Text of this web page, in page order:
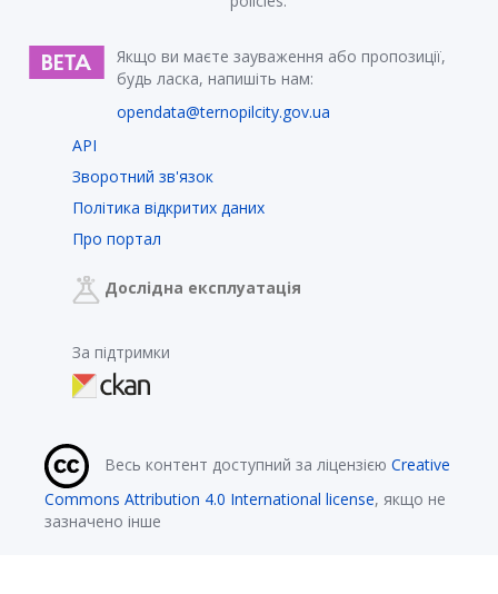
Якщо ви маєте зауваження або пропозиції,
будь ласка, напишіть нам:
opendata@ternopilcity.gov.ua
API
Зворотний зв'язок
Політика відкритих даних
Про портал
Дослідна експлуатація
За підтримки
Весь контент доступний за ліцензією Creative
Commons Attribution 4.0 International license, якщо не
зазначено інше